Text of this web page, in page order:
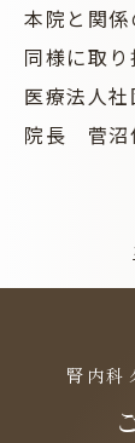
本院と関
同様に取り
医療法人
院長 菅沼
腎内科